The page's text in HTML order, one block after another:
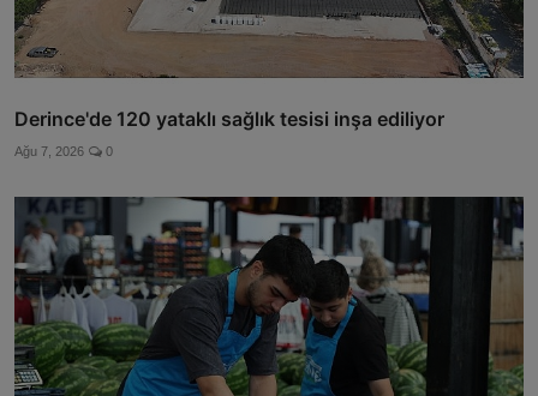
Derince'de 120 yataklı sağlık tesisi inşa ediliyor
Ağu 7, 2026 0